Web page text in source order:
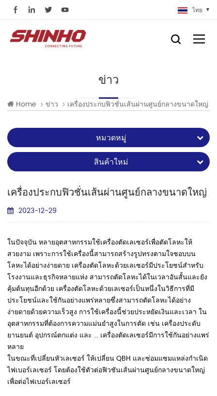
ไทย
ข่าว
Home ข่าว เครื่องประกบฟิวชั่นเส้นผ่านศูนย์กลางขนาดใหญ่
หมวดหมู่
สินค้าใหม่
เครื่องประกบฟิวชั่นเส้นผ่านศูนย์กลางขนาดใหญ่
2023-12-29
ในปัจจุบัน หลายอุตสาหกรรมใช้เครื่องตัดเลเซอร์เพื่อตัดโลหะให้
สวยงาม เพราะการใช้เครื่องนี้สามารถสร้างรูปทรงตามใจชอบบน
โลหะได้อย่างง่ายดาย เครื่องตัดโลหะด้วยเลเซอร์มีประโยชน์สำหรับ
โรงงานและธุรกิจหลายแห่ง สามารถตัดโลหะได้ในเวลาอันสั้นและยัง
คุ้มต้นทุนอีกด้วย เครื่องตัดโลหะด้วยเลเซอร์เป็นหนึ่งในวิธีการที่มี
ประโยชน์และใช้กันอย่างแพร่หลายซึ่งสามารถตัดโลหะได้อย่าง
ง่ายดายด้วยความเร็วสูง การใช้เครื่องนี้ช่วยประหยัดเงินและเวลา ใน
อุตสาหกรรมที่ต้องการความแม่นยำสูงในการตัด เช่น เครื่องประดับ
ยานยนต์ อุปกรณ์ตกแต่ง และ ... เครื่องตัดเลเซอร์มีการใช้กันอย่างแพร่
หลาย
ในขณะที่เปลี่ยนหัวเลเซอร์ ให้เปลี่ยน QBH และซ่อมแซมแหล่งกำเนิด
ไฟเบอร์เลเซอร์ โดยต้องใช้ตัวต่อฟิวชันเส้นผ่านศูนย์กลางขนาดใหญ่
เพื่อต่อไฟเบอร์เลเซอร์